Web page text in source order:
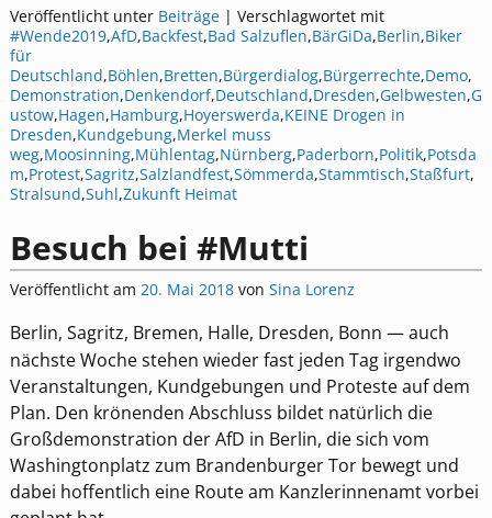
Veröffentlicht unter Beiträge| Verschlagwortet mit
#Wende2019,AfD,Backfest,Bad Salzuflen,BärGiDa,Berlin,Biker
für
Deutschland,Böhlen,Bretten,Bürgerdialog,Bürgerrechte,Demo,
Demonstration,Denkendorf,Deutschland,Dresden,Gelbwesten,G
ustow,Hagen,Hamburg,Hoyerswerda,KEINE Drogen in
Dresden,Kundgebung,Merkel muss
weg,Moosinning,Mühlentag,Nürnberg,Paderborn,Politik,Potsda
m,Protest,Sagritz,Salzlandfest,Sömmerda,Stammtisch,Staßfurt,
Stralsund,Suhl,Zukunft Heimat
Besuch bei #Mutti
Veröffentlicht am 20. Mai 2018 von Sina Lorenz
Berlin, Sagritz, Bremen, Halle, Dresden, Bonn — auch
nächste Woche stehen wieder fast jeden Tag irgendwo
Veranstaltungen, Kundgebungen und Proteste auf dem
Plan. Den krönenden Abschluss bildet natürlich die
Großdemonstration der AfD in Berlin, die sich vom
Washingtonplatz zum Brandenburger Tor bewegt und
dabei hoffentlich eine Route am Kanzlerinnenamt vorbei